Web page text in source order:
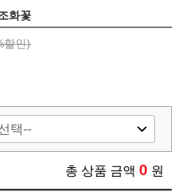
화꽃
할인)
총 상품 금액 0 원